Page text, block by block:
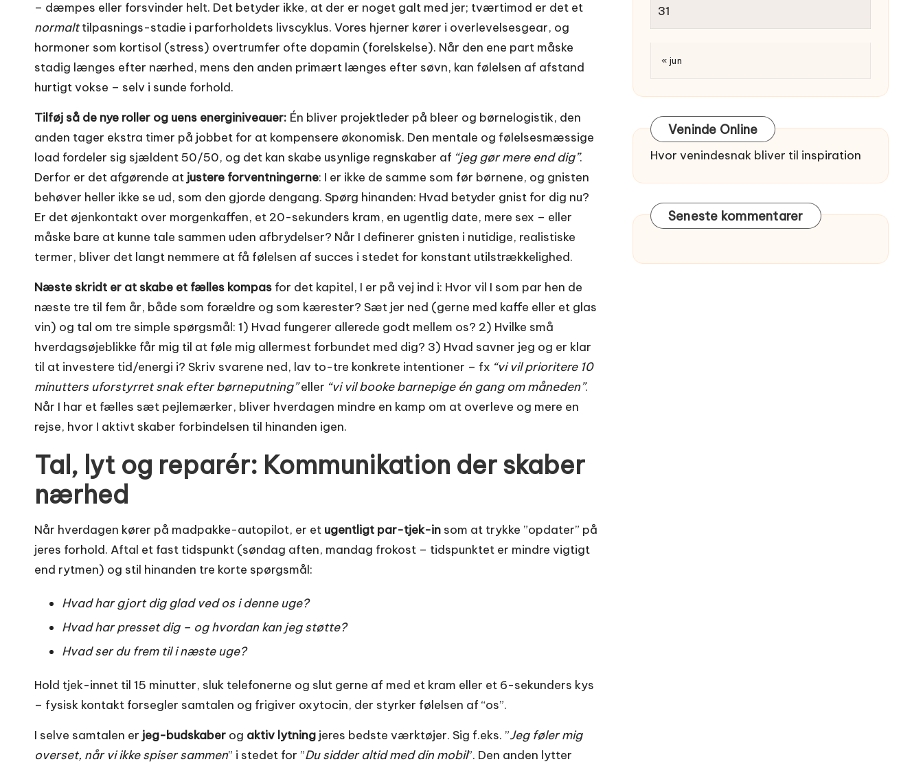
– dæmpes eller forsvinder helt. Det betyder ikke, at der er noget galt med jer; tværtimod er det et
normalttilpasnings-stadie i parforholdets livscyklus. Vores hjerner kører i overlevelses­gear, og
hormoner som kortisol (stress) overtrumfer ofte dopamin (forelskelse). Når den ene part måske
stadig længes efter nærhed, mens den anden primært længes efter søvn, kan følelsen af afstand
hurtigt vokse – selv i sunde forhold.
Tilføj så de nye roller og uens energiniveauer: Én bliver projektleder på bleer og børnelogistik, den
anden tager ekstra timer på jobbet for at kompensere økonomisk. Den mentale og følelsesmæssige
load fordeler sig sjældent 50/50, og det kan skabe usynlige regnskaber af “jeg gør mere end dig”.
Derfor er det afgørende at justere forventningerne: I er ikke de samme som før børnene, og gnisten
behøver heller ikke se ud, som den gjorde dengang. Spørg hinanden: Hvad betyder gnist for dig nu?
Er det øjenkontakt over morgenkaffen, et 20-sekunders kram, en ugentlig date, mere sex – eller
måske bare at kunne tale sammen uden afbrydelser? Når I definerer gnisten i nutidige, realistiske
termer, bliver det langt nemmere at få følelsen af succes i stedet for konstant utilstrækkelighed.
Næste skridt er at skabe et fælles kompas for det kapitel, I er på vej ind i: Hvor vil I som par hen de
næste tre til fem år, både som forældre og som kærester? Sæt jer ned (gerne med kaffe eller et glas
vin) og tal om tre simple spørgsmål: 1) Hvad fungerer allerede godt mellem os? 2) Hvilke små
hverdagsøjeblikke får mig til at føle mig allermest forbundet med dig? 3) Hvad savner jeg og er klar
til at investere tid/energi i? Skriv svarene ned, lav to-tre konkrete intentioner – fx “vi vil prioritere 10
minutters uforstyrret snak efter børneputning”eller “vi vil booke barnepige én gang om måneden”.
Når I har et fælles sæt pejlemærker, bliver hverdagen mindre en kamp om at overleve og mere en
rejse, hvor I aktivt skaber forbindelsen til hinanden igen.
Tal, lyt og reparér: Kommunikation der skaber
nærhed
Når hverdagen kører på madpakke-autopilot, er et ugentligt par-tjek-in som at trykke ”opdater” på
jeres forhold. Aftal et fast tidspunkt (søndag aften, mandag frokost – tidspunktet er mindre vigtigt
end rytmen) og stil hinanden tre korte spørgsmål:
Hvad har gjort dig glad ved os i denne uge?
Hvad har presset dig – og hvordan kan jeg støtte?
Hvad ser du frem til i næste uge?
Hold tjek-innet til 15 minutter, sluk telefonerne og slut gerne af med et kram eller et 6-sekunders kys
– fysisk kontakt forsegler samtalen og frigiver oxytocin, der styrker følelsen af “os”.
I selve samtalen erjeg-budskaber og aktiv lytning jeres bedste værktøjer. Sig f.eks. ”Jeg føler mig
overset, når vi ikke spiser sammen” i stedet for ”Du sidder altid med din mobil”. Den anden lytter
31
« jun
Veninde Online
Hvor venindesnak bliver til inspiration
Seneste kommentarer